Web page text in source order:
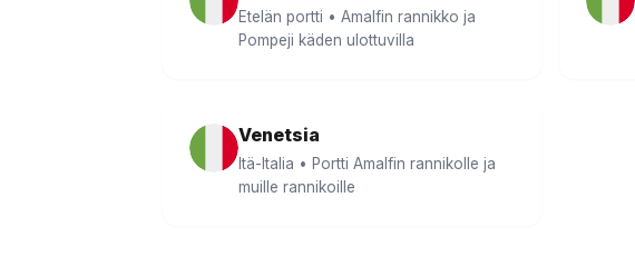
Etelän portti • Amalfin rannikko ja
Pompeji käden ulottuvilla
Venetsia
Itä-Italia • Portti Amalfin rannikolle ja
muille rannikoille